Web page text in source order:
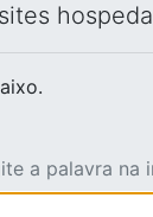
a palavra na